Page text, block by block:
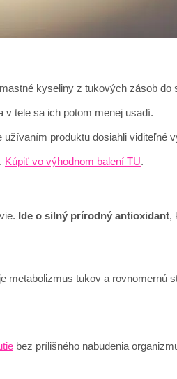
kyseliny z tukových zásob do
tele sa ich potom menej usadí.
produktu dosiahli viditeľné
Kúpiť vo výhodnom balení TU.
Ide o silný prírodný antioxidant,
metabolizmus tukov a rovnomernú
bez prílišného nabudenia